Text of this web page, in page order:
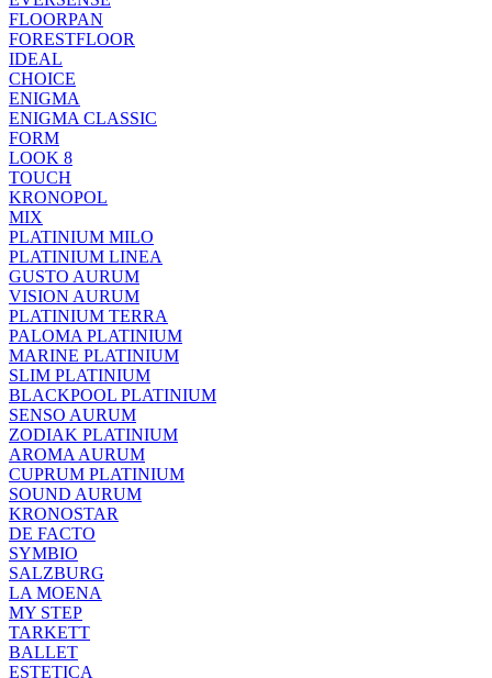
FLOORPAN
FORESTFLOOR
IDEAL
CHOICE
ENIGMA
ENIGMA CLASSIC
FORM
LOOK 8
TOUCH
KRONOPOL
MIX
PLATINIUM MILO
PLATINIUM LINEA
GUSTO AURUM
VISION AURUM
PLATINIUM TERRA
PALOMA PLATINIUM
MARINE PLATINIUM
SLIM PLATINIUM
BLACKPOOL PLATINIUM
SENSO AURUM
ZODIAK PLATINIUM
AROMA AURUM
CUPRUM PLATINIUM
SOUND AURUM
KRONOSTAR
DE FACTO
SYMBIO
SALZBURG
LA MOENA
MY STEP
TARKETT
BALLET
ESTETICA